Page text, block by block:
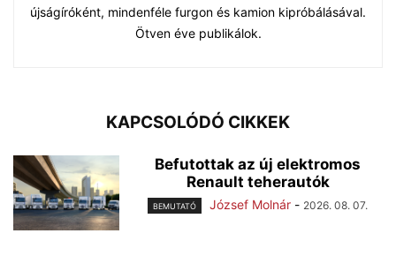
újságíróként, mindenféle furgon és kamion kipróbálásával.
Ötven éve publikálok.
KAPCSOLÓDÓ CIKKEK
Befutottak az új elektromos
Renault teherautók
BEMUTATÓ József Molnár - 2026. 08. 07.